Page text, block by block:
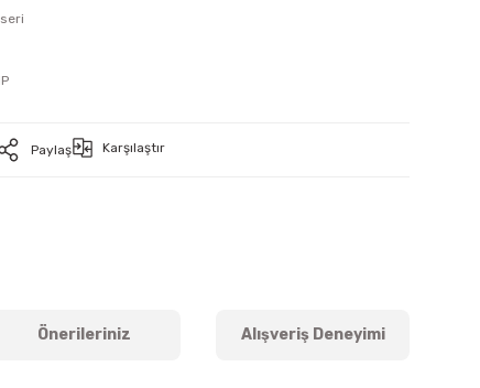
Paylaş Karşılaştır
Önerileriniz Alışveriş Deneyimi